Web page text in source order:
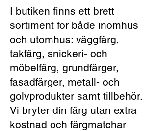
I butiken finns ett brett
sortiment för både inomhus
och utomhus: väggfärg,
takfärg, snickeri- och
möbelfärg, grundfärger,
fasadfärger, metall- och
golvprodukter samt tillbehör.
Vi bryter din färg utan extra
kostnad och färgmatchar